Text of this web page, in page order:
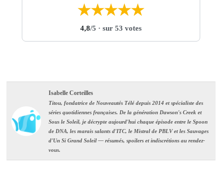
★★★★★
4,8/5 · sur 53 votes
Isabelle Corteilles
Titou, fondatrice de Nouveautés Télé depuis 2014 et spécialiste des
séries quotidiennes françaises. De la génération Dawson's Creek et
Sous le Soleil, je décrypte aujourd'hui chaque épisode entre le Spoon
de DNA, les marais salants d'ITC, le Mistral de PBLV et les Sauvages
d'Un Si Grand Soleil — résumés, spoilers et indiscrétions au rendez-
vous.